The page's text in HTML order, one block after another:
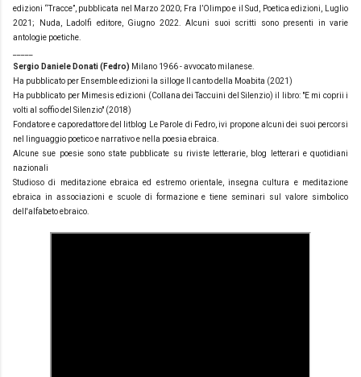
edizioni “Tracce”, pubblicata nel Marzo 2020; Fra l’Olimpo e il Sud, Poetica edizioni, Luglio
2021; Nuda, Ladolfi editore, Giugno 2022. Alcuni suoi scritti sono presenti in varie
antologie poetiche.
Sergio Daniele Donati (Fedro) Milano 1966 - avvocato milanese.
Ha pubblicato per Ensemble edizioni la silloge Il canto della Moabita (2021)
Ha pubblicato per Mimesis edizioni (Collana dei Taccuini del Silenzio) il libro: "E mi coprii i
volti al soffio del Silenzio" (2018)
Fondatore e caporedattore del litblog Le Parole di Fedro, ivi propone alcuni dei suoi percorsi
nel linguaggio poetico e narrativo e nella poesia ebraica.
Alcune sue poesie sono state pubblicate su riviste letterarie, blog letterari e quotidiani
nazionali
Studioso di meditazione ebraica ed estremo orientale, insegna cultura e meditazione
ebraica in associazioni e scuole di formazione e tiene seminari sul valore simbolico
dell'alfabeto ebraico.